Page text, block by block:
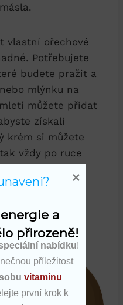
vlastní ořechové
Potřebujete
budete pražit a
mlýnku na
můžete přidat
získali
krém si můžete
vždy po ruce
a
přirozeně!
nabídku!
příležitost
vitamínu
první krok k